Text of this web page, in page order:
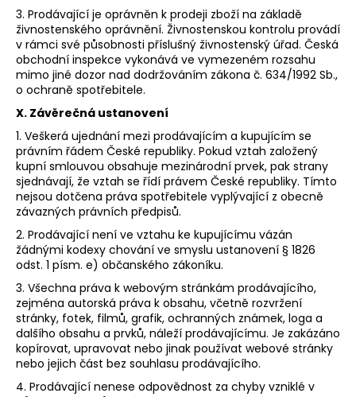
3. Prodávající je oprávněn k prodeji zboží na základě
živnostenského oprávnění. Živnostenskou kontrolu provádí
v rámci své působnosti příslušný živnostenský úřad. Česká
obchodní inspekce vykonává ve vymezeném rozsahu
mimo jiné dozor nad dodržováním zákona č. 634/1992 Sb.,
o ochraně spotřebitele.
X. Závěrečná ustanovení
1. Veškerá ujednání mezi prodávajícím a kupujícím se
právním řádem České republiky. Pokud vztah založený
kupní smlouvou obsahuje mezinárodní prvek, pak strany
sjednávají, že vztah se řídí právem České republiky. Tímto
nejsou dotčena práva spotřebitele vyplývající z obecně
závazných právních předpisů.
2. Prodávající není ve vztahu ke kupujícímu vázán
žádnými kodexy chování ve smyslu ustanovení § 1826
odst. 1 písm. e) občanského zákoníku.
3. Všechna práva k webovým stránkám prodávajícího,
zejména autorská práva k obsahu, včetně rozvržení
stránky, fotek, filmů, grafik, ochranných známek, loga a
dalšího obsahu a prvků, náleží prodávajícímu. Je zakázáno
kopírovat, upravovat nebo jinak používat webové stránky
nebo jejich část bez souhlasu prodávajícího.
4. Prodávající nenese odpovědnost za chyby vzniklé v